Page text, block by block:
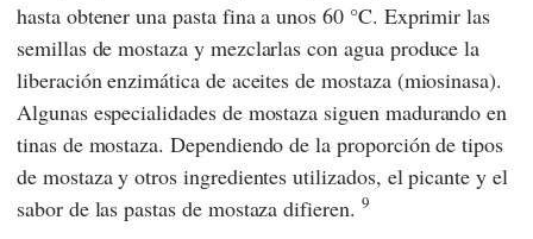
hasta obtener una pasta fina a unos 60 °C. Exprimir las
semillas de mostaza y mezclarlas con agua produce la
liberación enzimática de aceites de mostaza (miosinasa).
Algunas especialidades de mostaza siguen madurando en
tinas de mostaza. Dependiendo de la proporción de tipos
de mostaza y otros ingredientes utilizados, el picante y el
sabor de las pastas de mostaza difieren. 9